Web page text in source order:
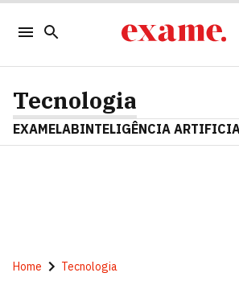
Tecnologia
EXAMELABINTELIGÊNCIA
Home Tecnologia